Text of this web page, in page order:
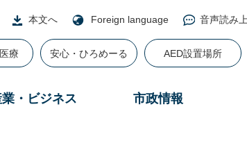
本文へ Foreign language 音声読み
療 安心・ひろめーる AED設置場所
業・ビジネス 市政情報